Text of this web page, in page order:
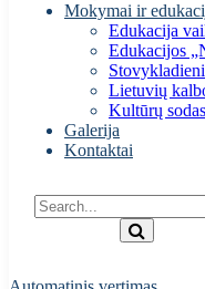
Mokymai ir
Edukacija
Edukacijos
Lietuvių
Kultūrų
Galerija
Kontaktai